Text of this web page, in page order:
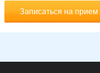
Записаться на прием